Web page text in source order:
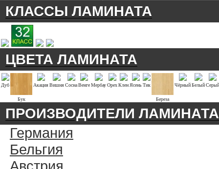
КЛАССЫ ЛАМИНАТА
ЦВЕТА ЛАМИНАТА
Дуб
Бук
АкацияВишняСоснаВенгеМербауОрехКлен ЯсеньТик
Береза
ЧёрныйБелыйСерый
ПРОИЗВОДИТЕЛИ ЛАМИНАТА
Германия
Бельгия